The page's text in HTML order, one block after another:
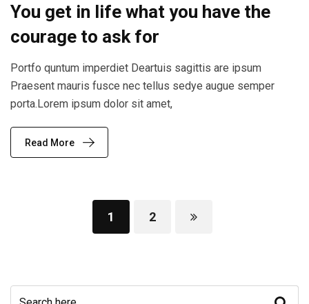
You get in life what you have the
courage to ask for
Portfo quntum imperdiet Deartuis sagittis are ipsum
Praesent mauris fusce nec tellus sedye augue semper
porta.Lorem ipsum dolor sit amet,
Read More
1 2